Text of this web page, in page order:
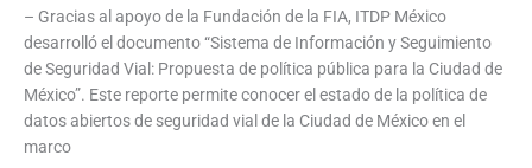
– Gracias al apoyo de la Fundación de la FIA, ITDP México
desarrolló el documento “Sistema de Información y Seguimiento
de Seguridad Vial: Propuesta de política pública para la Ciudad de
México”. Este reporte permite conocer el estado de la política de
datos abiertos de seguridad vial de la Ciudad de México en el
marco
Propuesta
de
política
pública
para
la